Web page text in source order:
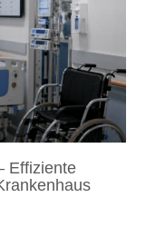
Effiziente